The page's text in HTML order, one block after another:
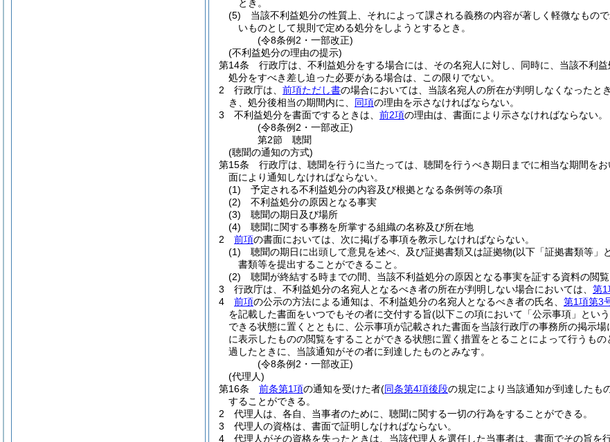
とき。
(5)
当該不利益処分の性質上、それによって課される義務の内容が著しく軽微なもの
いものとして規則で定める処分をしようとするとき。
(令8条例2・一部改正)
(不利益処分の理由の提示)
第14条
行政庁は、不利益処分をする場合には、その名宛人に対し、同時に、当該不利益
処分をすべき差し迫った必要がある場合は、この限りでない。
2
行政庁は、 前項ただし書の場合においては、当該名宛人の所在が判明しなくなった
き、処分後相当の期間内に、 同項の理由を示さなければならない。
3
不利益処分を書面でするときは、 前2項の理由は、書面により示さなければならない。
(令8条例2・一部改正)
第2節
聴聞
(聴聞の通知の方式)
第15条
行政庁は、聴聞を行うに当たっては、聴聞を行うべき期日までに相当な期間を
面により通知しなければならない。
(1)
予定される不利益処分の内容及び根拠となる条例等の条項
(2)
不利益処分の原因となる事実
(3)
聴聞の期日及び場所
(4)
聴聞に関する事務を所掌する組織の名称及び所在地
2
前項の書面においては、次に掲げる事項を教示しなければならない。
(1)
聴聞の期日に出頭して意見を述べ、及び証拠書類又は証拠物(以下「証拠書類等」
書類等を提出することができること。
(2)
聴聞が終結する時までの間、当該不利益処分の原因となる事実を証する資料の閲覧
3
行政庁は、不利益処分の名宛人となるべき者の所在が判明しない場合においては、 第1
4
前項の公示の方法による通知は、不利益処分の名宛人となるべき者の氏名、 第1項第3
を記載した書面をいつでもその者に交付する旨(以下この項において「公示事項」とい
できる状態に置くとともに、公示事項が記載された書面を当該行政庁の事務所の掲示
に表示したものの閲覧をすることができる状態に置く措置をとることによって行うもの
過したときに、当該通知がその者に到達したものとみなす。
(令8条例2・一部改正)
(代理人)
第16条
前条第1項の通知を受けた者(同条第4項後段の規定により当該通知が到達したも
することができる。
2
代理人は、各自、当事者のために、聴聞に関する一切の行為をすることができる。
3
代理人の資格は、書面で証明しなければならない。
4
代理人がその資格を失ったときは、当該代理人を選任した当事者は、書面でその旨を